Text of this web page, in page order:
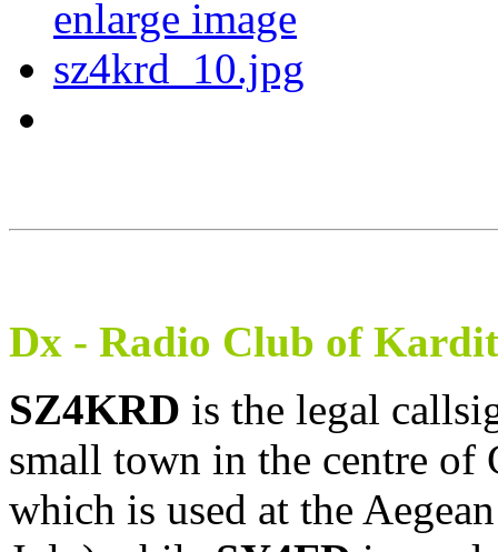
Dx - Radio Club of
SZ4KRD is the legal
small town in the centre of
which is used at the